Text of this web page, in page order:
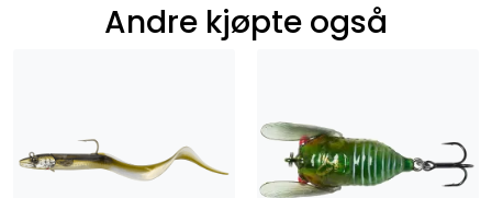
Andre kjøpte også